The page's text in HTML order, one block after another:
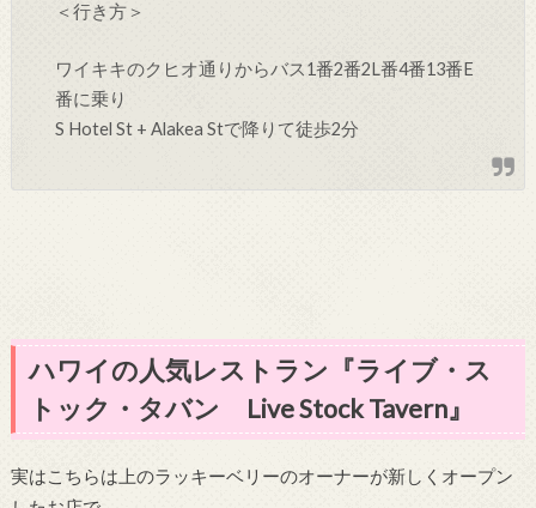
＜行き方＞
ワイキキのクヒオ通りからバス1番2番2L番4番13番 E
番に乗り
S Hotel St + Alakea Stで降りて徒歩2分
ハワイの人気レストラン『ライブ・ス
トック・タバン Live Stock Tavern』
実はこちらは上のラッキーベリーのオーナーが新しくオープン